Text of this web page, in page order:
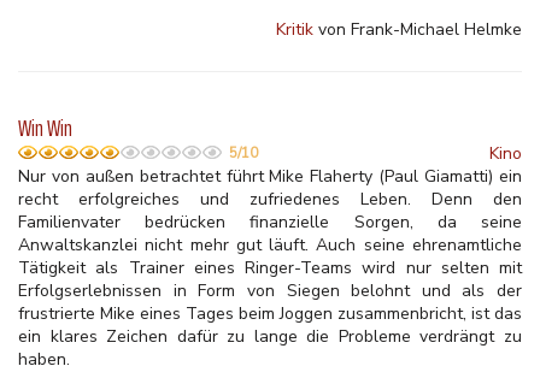
Kritik von Frank-Michael Helmke
Win Win
5/10
Kino
Nur von außen betrachtet führt Mike Flaherty (Paul Giamatti) ein
recht erfolgreiches und zufriedenes Leben. Denn den
Familienvater bedrücken finanzielle Sorgen, da seine
Anwaltskanzlei nicht mehr gut läuft. Auch seine ehrenamtliche
Tätigkeit als Trainer eines Ringer-Teams wird nur selten mit
Erfolgserlebnissen in Form von Siegen belohnt und als der
frustrierte Mike eines Tages beim Joggen zusammenbricht, ist das
ein klares Zeichen dafür zu lange die Probleme verdrängt zu
haben.